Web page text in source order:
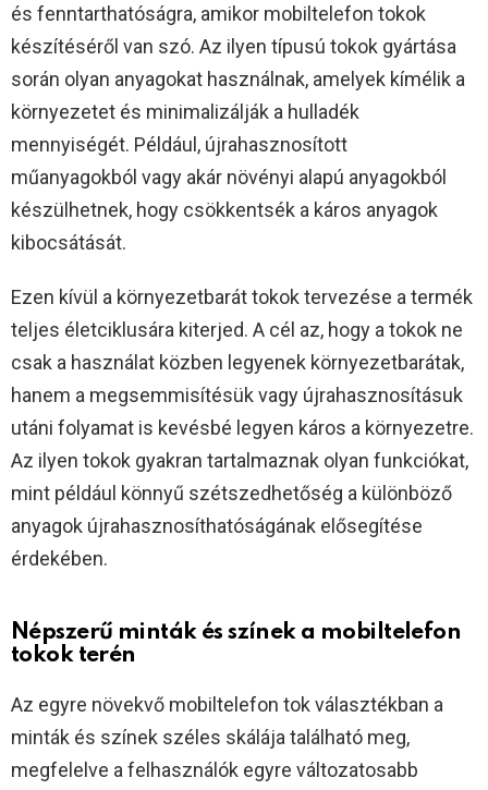
és fenntarthatóságra, amikor mobiltelefon tokok
készítéséről van szó. Az ilyen típusú tokok gyártása
során olyan anyagokat használnak, amelyek kímélik a
környezetet és minimalizálják a hulladék
mennyiségét. Például, újrahasznosított
műanyagokból vagy akár növényi alapú anyagokból
készülhetnek, hogy csökkentsék a káros anyagok
kibocsátását.
Ezen kívül a környezetbarát tokok tervezése a termék
teljes életciklusára kiterjed. A cél az, hogy a tokok ne
csak a használat közben legyenek környezetbarátak,
hanem a megsemmisítésük vagy újrahasznosításuk
utáni folyamat is kevésbé legyen káros a környezetre.
Az ilyen tokok gyakran tartalmaznak olyan funkciókat,
mint például könnyű szétszedhetőség a különböző
anyagok újrahasznosíthatóságának elősegítése
érdekében.
Népszerű minták és színek a mobiltelefon
tokok terén
Az egyre növekvő mobiltelefon tok választékban a
minták és színek széles skálája található meg,
megfelelve a felhasználók egyre változatosabb